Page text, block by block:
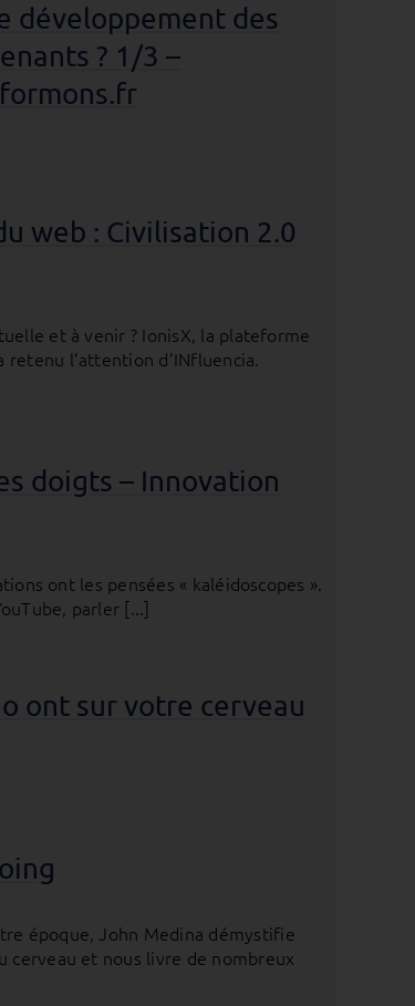
développement des
? 1/3 –
web : Civilisation 2.0
et à venir ? IonisX, la plateforme
l’attention d’INfluencia.
doigts – Innovation
ont les pensées « kaléidoscopes ».
parler [...]
ont sur votre cerveau
époque, John Medina démystifie
cerveau et nous livre de nombreux